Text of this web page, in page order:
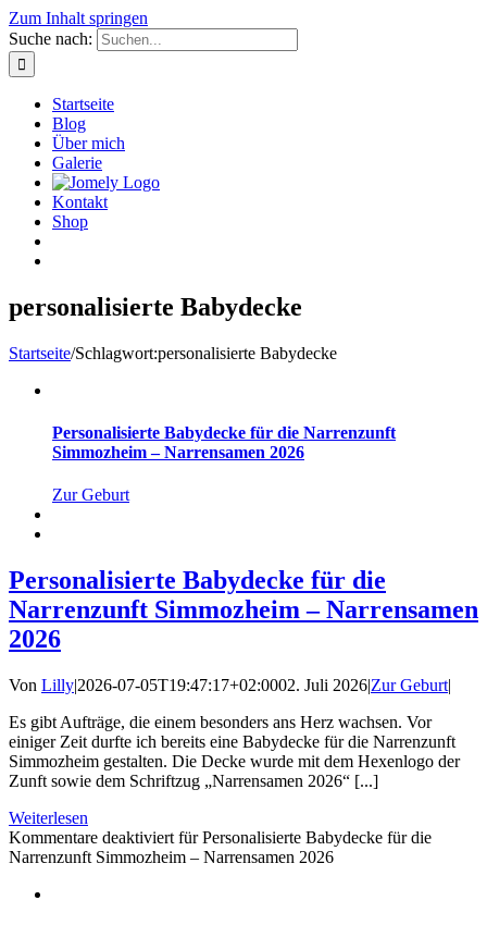
Zum Inhalt springen
Suche nach:
Startseite
Blog
Über mich
Galerie
Kontakt
Shop
personalisierte Babydecke
Startseite/Schlagwort:personalisierte Babydecke
Personalisierte Babydecke für die Narrenzunft
Simmozheim – Narrensamen 2026
Zur Geburt
Personalisierte Babydecke für die
Narrenzunft Simmozheim – Narrensamen
2026
Von Lilly|2026-07-05T19:47:17+02:0002. Juli 2026|Zur Geburt|
Es gibt Aufträge, die einem besonders ans Herz wachsen. Vor
einiger Zeit durfte ich bereits eine Babydecke für die Narrenzunft
Simmozheim gestalten. Die Decke wurde mit dem Hexenlogo der
Zunft sowie dem Schriftzug „Narrensamen 2026“ [...]
Weiterlesen
Kommentare deaktiviert für Personalisierte Babydecke für die
Narrenzunft Simmozheim – Narrensamen 2026